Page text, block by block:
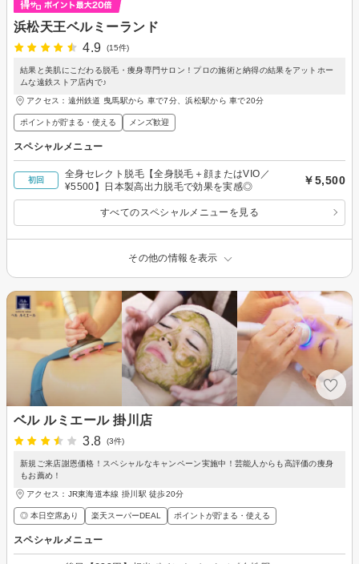
浜松天王ベルミーランド
4.9
(15件)
結果と美肌にこだわる脱毛・痩身専門サロン！プロの施術と納得の結果をアットホー
ムな遠鉄ストア店内で♪
アクセス：遠州鉄道 曳馬駅から 車で7分、浜松駅から 車で20分
ポイントが貯まる・使える メンズ歓迎
スペシャルメニュー
初回
全身セレクト脱毛【全身脱毛＋顔またはVIO／
¥5500】日本製高出力脱毛で効果を実感◎
￥5,500
すべてのスペシャルメニューを見る
その他の情報を表示
ベル ルミエール 掛川店
3.8
(3件)
新規ご来店謝恩価格！スペシャルなキャンペーン実施中！芸能人からも高評価の痩身
もお薦め！
アクセス：JR東海道本線 掛川駅 徒歩20分
◎ 本日空席あり 楽天スーパーDEAL ポイントが貯まる・使える
スペシャルメニュー